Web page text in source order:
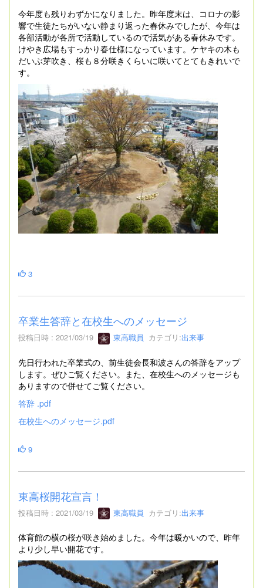
今年度も残りわずかになりました。昨年度末は、コロナの影
響で生徒たちがいない静まり返った春休みでしたが、今年は
各部活動が各所で活動しているので活気がある春休みです。
けやき広場もすっかり春仕様になっています。ケヤキの木も
だいぶ芽吹き、桜も８分咲きくらいに咲いてとてもきれいで
す。
3
卒業生答辞と在校生へのメッセージ
投稿日時 : 2021/03/19 東高職員 カテゴリ:出来事
先日行われた卒業式の、前生徒会長和波さんの答辞をアップ
します。ぜひご覧ください。また、在校生へのメッセージも
ありますので併せてご覧ください。
答辞 .pdf
在校生へのメッセージ.pdf
9
東高桜開花宣言！
投稿日時 : 2021/03/19 東高職員 カテゴリ:出来事
体育館の横の桜が咲き始めました。今年は暖かいので、昨年
より少し早い開花です。